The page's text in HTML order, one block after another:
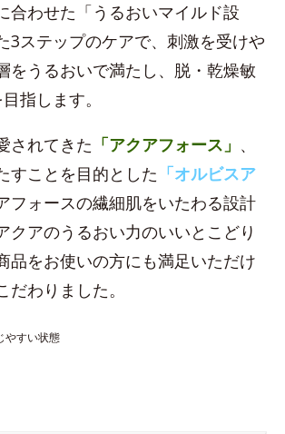
合わせた「うるおいマイルド設
3ステップのケアで、刺激を受けや
をうるおいで満たし、脱・乾燥敏
指します。
されてきた 「アクアフォース」 、
すことを目的とした 「オルビスア
フォースの繊細肌をいたわる設計
クアのうるおい力のいいとこどり
品をお使いの方にも満足いただけ
だわりました。
やすい状態